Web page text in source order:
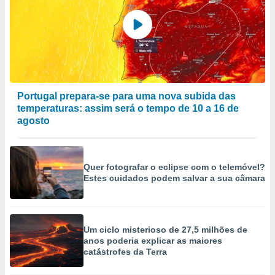
Portugal prepara-se para uma nova subida das
temperaturas: assim será o tempo de 10 a 16 de
agosto
Quer fotografar o eclipse com o telemóvel?
Estes cuidados podem salvar a sua câmara
Um ciclo misterioso de 27,5 milhões de
anos poderia explicar as maiores
catástrofes da Terra